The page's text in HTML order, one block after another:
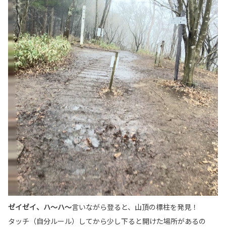
ゼイゼイ、ハ～ハ～言いながら登ると、山頂の標柱を発見！
タッチ（自分ルール）してから少し下ると開けた場所があるの